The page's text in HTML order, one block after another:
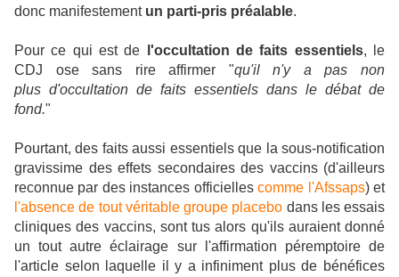
donc manifestement un parti-pris préalable.
Pour ce qui est de l'occultation de faits essentiels, le
CDJ ose sans rire affirmer "qu'il n'y a pas non
plus d'occultation de faits essentiels dans le débat de
fond."
Pourtant, des faits aussi essentiels que la sous-notification
gravissime des effets secondaires des vaccins (d'ailleurs
reconnue par des instances officiellescomme l'Afssaps) et
l'absence de tout véritable groupe placebo dans les essais
cliniques des vaccins, sont tus alors qu'ils auraient donné
un tout autre éclairage sur l'affirmation péremptoire de
l'article selon laquelle il y a infiniment plus de bénéfices